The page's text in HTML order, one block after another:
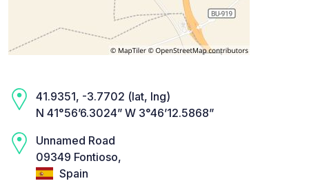
41.9351, -3.7702 (lat, lng)
N 41°56’6.3024” W 3°46’12.5868”
Unnamed Road
09349 Fontioso,
Spain